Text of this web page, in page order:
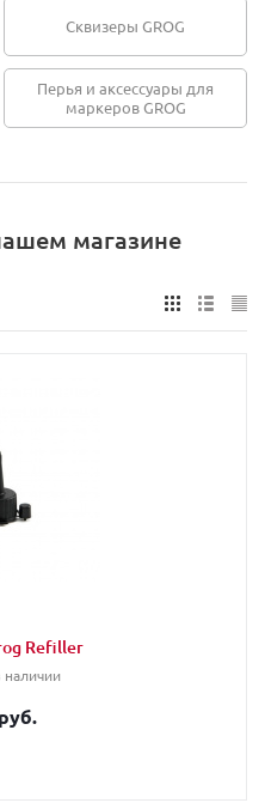
Сквизеры GROG
Перья и аксессуары для
маркеров GROG
магазине
Refiller
наличии